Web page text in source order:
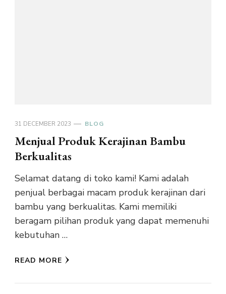
31 DECEMBER 2023 BLOG
Menjual Produk Kerajinan Bambu
Berkualitas
Selamat datang di toko kami! Kami adalah
penjual berbagai macam produk kerajinan dari
bambu yang berkualitas. Kami memiliki
beragam pilihan produk yang dapat memenuhi
kebutuhan …
READ MORE